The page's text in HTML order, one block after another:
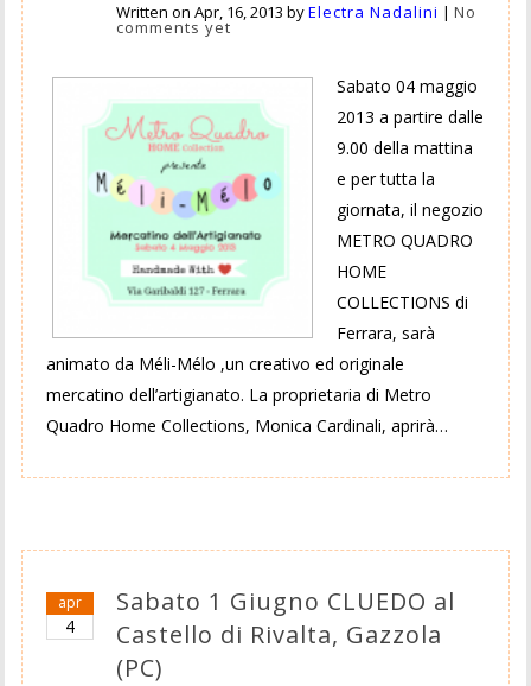
Written onApr, 16, 2013 byElectra Nadalini |No
comments yet
Sabato 04 maggio
2013 a partire dalle
9.00 della mattina
e per tutta la
giornata, il negozio
METRO QUADRO
HOME
COLLECTIONS di
Ferrara, sarà
animato da Méli-Mélo ,un creativo ed originale
mercatino dell’artigianato. La proprietaria di Metro
Quadro Home Collections, Monica Cardinali, aprirà…
apr
4
Sabato 1 Giugno CLUEDO al
Castello di Rivalta, Gazzola
(PC)